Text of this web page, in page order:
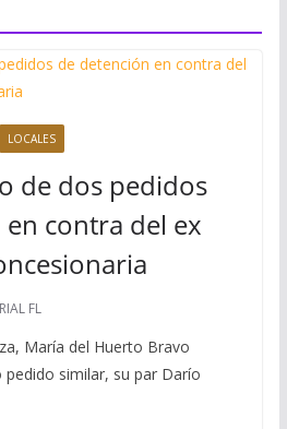
LOCALES
de dos pedidos
contra del ex
FL
María del Huerto Bravo
pedido similar, su par Darío